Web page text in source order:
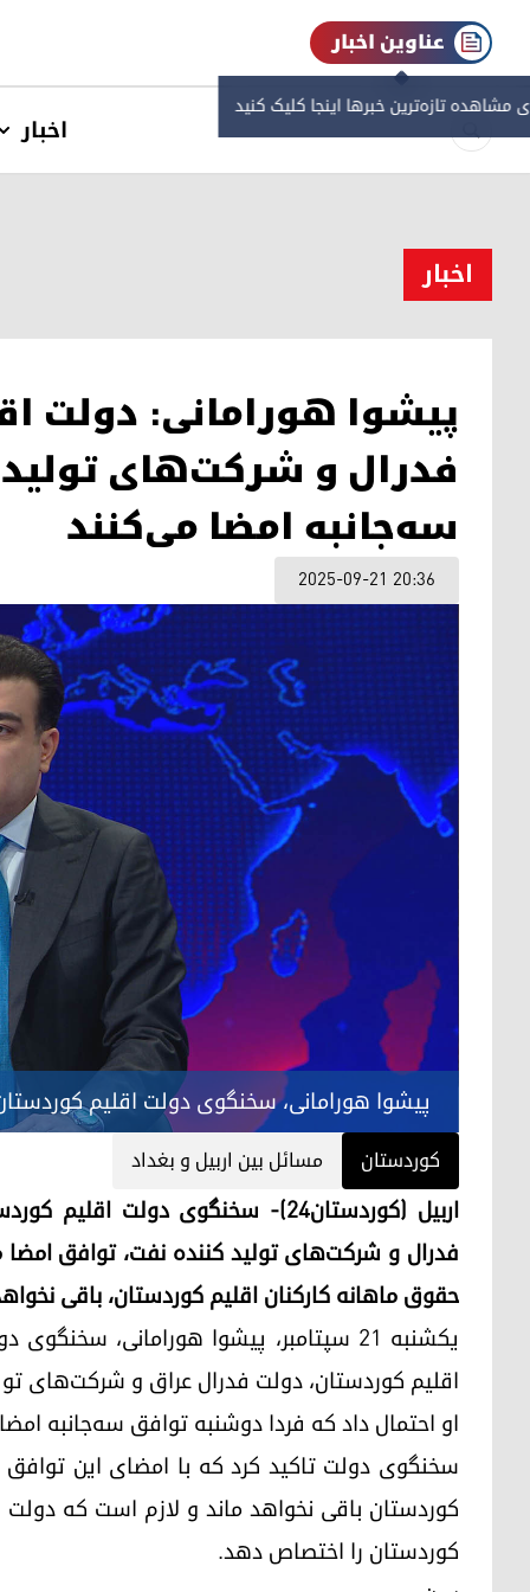
عناوین اخبار
مشاهده‌ تازه‌ترین خبرها اینجا کلیک کنید
اخبار
اخبار
پیشوا هورامانی: دولت
فدرال و شرکت‌‌های
سه‌جانبه امضا می‌کنند
2025-09-21 20:36
پیشوا هورامانی، سخنگوی دولت اقلیم
کوردستان مسائل بین اربیل و بغداد
اربیل (کوردستان٢٤)- سخنگوی
فدرال و شرکت‌‌های تولید کننده نفت، توافق
حقوق ماهانه کارکنان اقلیم کوردستان، باقی
اقلیم کوردستان، دولت فدرال عراق و شرکت‌های
او احتمال داد که فردا دوشنبه توافق سه‌جانبه
سخنگوی دولت تاکید کرد که با امضای این
کوردستان باقی نخواهد ماند و لازم است که
کوردستان را اختصاص دهد.